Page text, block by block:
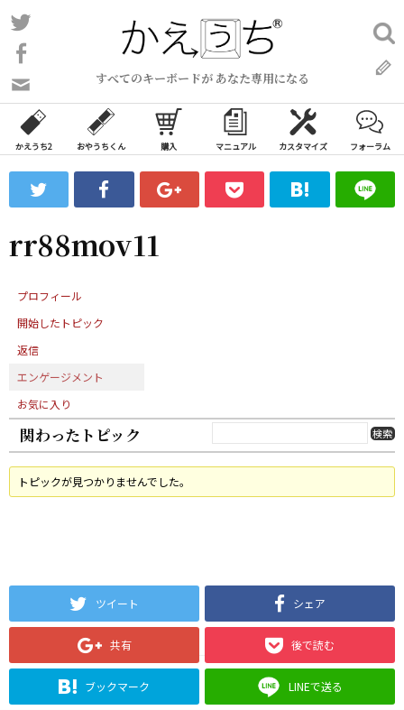
コ
ン
ン
ツ
ス
ッ
すべてのキーボードが あなた専用になる
い
合
わ
フ
ォ
ム
検
索:
かえうち2 おやうちくん 購入 マニュアル カスタマイズ フォーラム
rr88mov11
プロフィール
開始したトピック
返信
エンゲージメント
お気に入り
関わったトピック
トピックが見つかりませんでした。
ツイート シェア
共有 後で読む
ブックマーク LINEで送る